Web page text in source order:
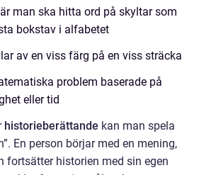
man ska hitta ord på skyltar som
bokstav i alfabetet
av en viss färg på en viss sträcka
problem baserade på
eller tid
historieberättande kan man spela
En person börjar med en mening,
fortsätter historien med sin egen